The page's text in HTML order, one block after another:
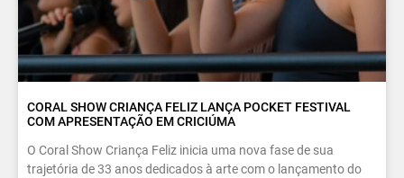
CORAL SHOW CRIANÇA FELIZ LANÇA POCKET FESTIVAL
COM APRESENTAÇÃO EM CRICIÚMA
O Coral Show Criança Feliz inicia uma nova fase de sua
trajetória de 33 anos dedicados à arte com o lançamento do